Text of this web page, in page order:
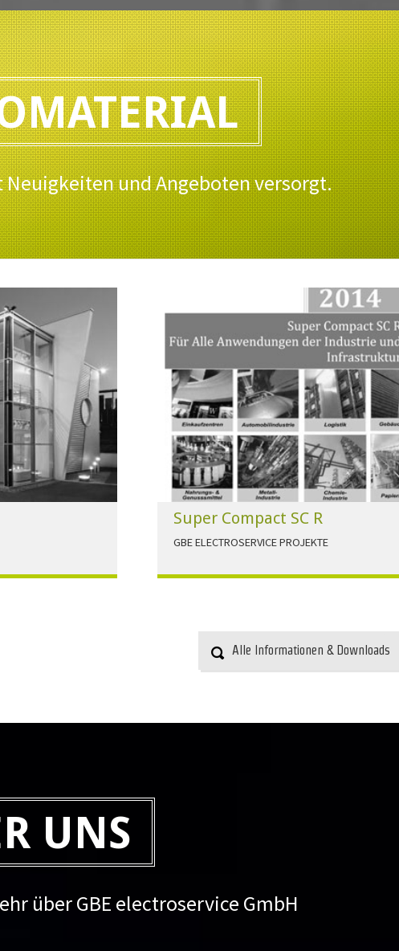
und Angeboten versorgt.
Super Compact SC R
GBE ELECTROSERVICE PROJEKTE
Alle Informationen & Downloads
UNS
über GBE electroservice GmbH